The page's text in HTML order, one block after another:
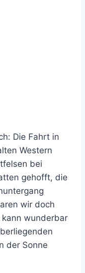
Die Fahrt in
Western
bei
gehofft, die
wir doch
wunderbar
der Sonne